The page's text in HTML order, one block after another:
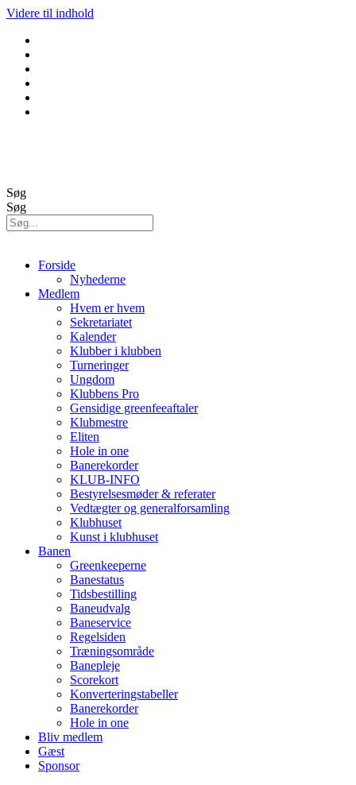
Videre til indhold
Søg
Søg
Forside
Nyhederne
Medlem
Hvem er hvem
Sekretariatet
Kalender
Klubber i klubben
Turneringer
Ungdom
Klubbens Pro
Gensidige greenfeeaftaler
Klubmestre
Eliten
Hole in one
Banerekorder
KLUB-INFO
Bestyrelsesmøder & referater
Vedtægter og generalforsamling
Klubhuset
Kunst i klubhuset
Banen
Greenkeeperne
Banestatus
Tidsbestilling
Baneudvalg
Baneservice
Regelsiden
Træningsområde
Banepleje
Scorekort
Konverteringstabeller
Banerekorder
Hole in one
Bliv medlem
Gæst
Sponsor